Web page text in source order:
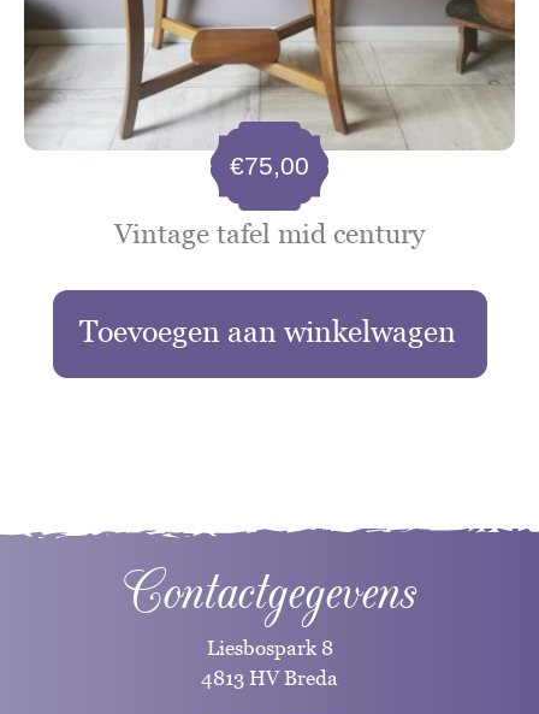
Vintage tafel mid century
€75,00
Toevoegen aan winkelwagen
Contactgegevens
Liesbospark 8
4813 HV Breda